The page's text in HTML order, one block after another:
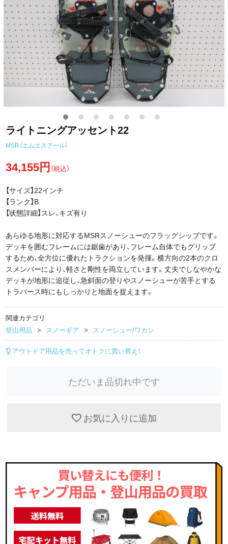
ライトニングアッセント22
MSR（エムエスアール）
34,155円（税込）
【サイズ】22インチ
【ランク】B
【状態詳細】スレ、キズ有り
あらゆる地形に対応するMSRスノーシューのフラッグシップです。
デッキを囲むフレームには鋸歯があり、フレーム自体でもグリップ
するため、全方位に優れたトラクションを発揮。横方向の2本のクロ
スメンバーにより、軽さと剛性を両立しています。丈夫でしなやかな
デッキが地形に追従し、急斜面の登りやスノーシューが苦手とする
トラバース時にもしっかりと地面を捉えます。
関連カテゴリ
登山用品
スノーギア スノーシュー/ワカン
アウトドア用品を売ってオトクに買い替え！
ただいま品切れ中です
お気に入りに追加